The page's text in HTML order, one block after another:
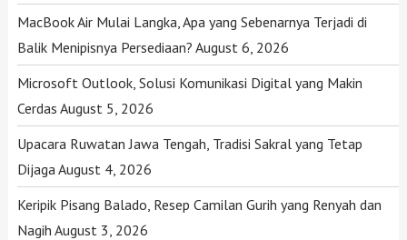
MacBook Air Mulai Langka, Apa yang Sebenarnya Terjadi di
Balik Menipisnya Persediaan? August 6, 2026
Microsoft Outlook, Solusi Komunikasi Digital yang Makin
Cerdas August 5, 2026
Upacara Ruwatan Jawa Tengah, Tradisi Sakral yang Tetap
Dijaga August 4, 2026
Keripik Pisang Balado, Resep Camilan Gurih yang Renyah dan
Nagih August 3, 2026